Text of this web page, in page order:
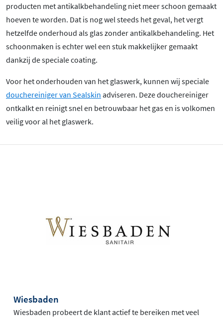
producten met antikalkbehandeling niet meer schoon gemaakt
hoeven te worden. Dat is nog wel steeds het geval, het vergt
hetzelfde onderhoud als glas zonder antikalkbehandeling. Het
schoonmaken is echter wel een stuk makkelijker gemaakt
dankzij de speciale coating.
Voor het onderhouden van het glaswerk, kunnen wij speciale
douchereiniger van Sealskin adviseren. Deze douchereiniger
ontkalkt en reinigt snel en betrouwbaar het gas en is volkomen
veilig voor al het glaswerk.
Wiesbaden
Wiesbaden probeert de klant actief te bereiken met veel